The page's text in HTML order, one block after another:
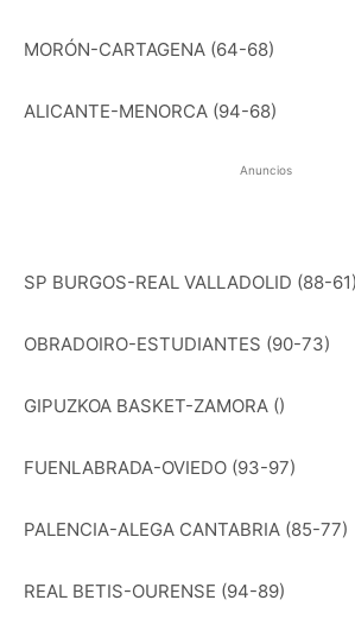
MORÓN-CARTAGENA (64-68)
ALICANTE-MENORCA (94-68)
Anuncios
SP BURGOS-REAL VALLADOLID (88-61)
OBRADOIRO-ESTUDIANTES (90-73)
GIPUZKOA BASKET-ZAMORA ()
FUENLABRADA-OVIEDO (93-97)
PALENCIA-ALEGA CANTABRIA (85-77)
REAL BETIS-OURENSE (94-89)